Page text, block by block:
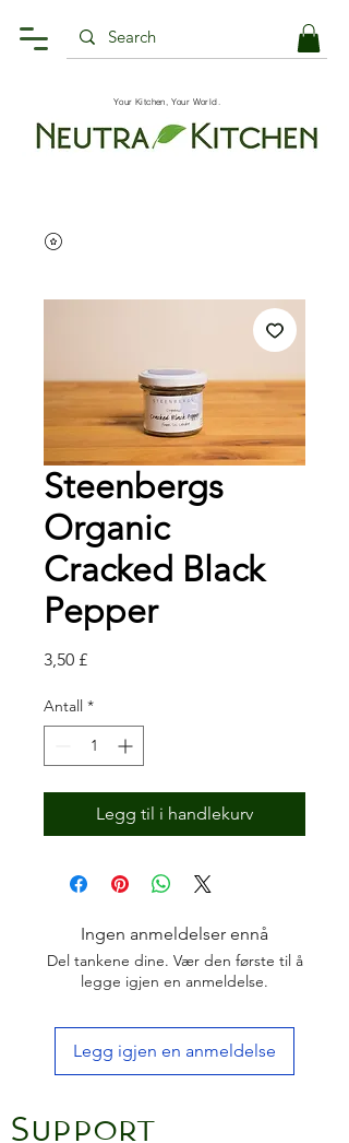
Your Kitchen, Your World.
Steenbergs
Organic
Cracked Black
Pepper
3,50 £Pris
Antall *
Legg til i handlekurv
Ingen anmeldelser ennå
Del tankene dine. Vær den første til å
legge igjen en anmeldelse.
Legg igjen en anmeldelse
Support